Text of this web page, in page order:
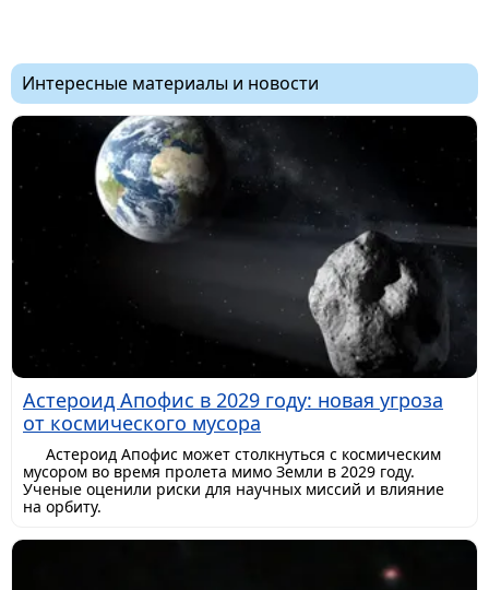
Интересные материалы и новости
Астероид Апофис в 2029 году: новая угроза
от космического мусора
Астероид Апофис может столкнуться с космическим
мусором во время пролета мимо Земли в 2029 году.
Ученые оценили риски для научных миссий и влияние
на орбиту.